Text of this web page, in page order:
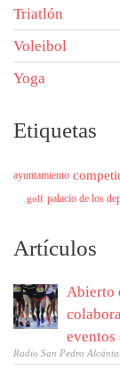
Triatlón
Voleibol
Yoga
Etiquetas
ayuntamiento
golf palacio de los
Artículos
Abierto
Radio San Pedro